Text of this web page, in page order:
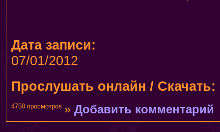
Дата записи:
07/01/2012
Прослушать онлайн / Скачать:
»Добавить комментарий
4750 просмотров